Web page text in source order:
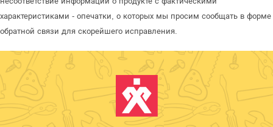
характеристиками - опечатки, о которых мы просим сообщать в форме
обратной связи для скорейшего исправления.